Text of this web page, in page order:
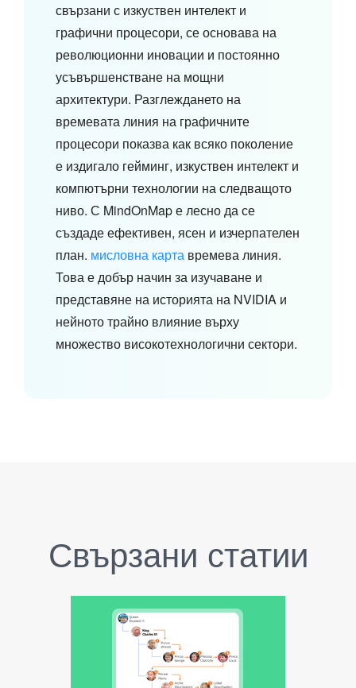
свързани с изкуствен интелект и
графични процесори, се основава на
революционни иновации и постоянно
усъвършенстване на мощни
архитектури. Разглеждането на
времевата линия на графичните
процесори показва как всяко поколение
е издигало гейминг, изкуствен интелект и
компютърни технологии на следващото
ниво. С MindOnMap е лесно да се
създаде ефективен, ясен и изчерпателен
план. мисловна карта времева линия.
Това е добър начин за изучаване и
представяне на историята на NVIDIA и
нейното трайно влияние върху
множество високотехнологични сектори.
Свързани статии